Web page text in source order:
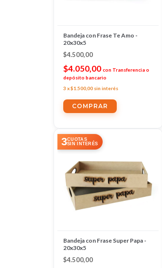
Bandeja con Frase Te Amo -
20x30x5
$4.500,00
$4.050,00 con Transferencia o
depósito bancario
3 x$1.500,00 sin interés
3CUOTAS
SIN INTERÉS
Bandeja con Frase Super Papa -
20x30x5
$4.500,00